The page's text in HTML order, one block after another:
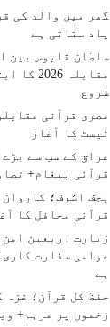
گھر میں والد کی
یاد ستاتی ہے
سلطان قابوس بین
مقابلہ
شروع
مصری قرآنی
ٹیسٹ کا آغاز
عراق کے سب سے
قرآنی پیغام+
بجف اشرف؛
قرآنی محافل کا
زیارتِ اربعین امن
عوامی سفارت کاری
ہے
حفظ کل قرآن؛ غزہ
زخموں پر مرہم+